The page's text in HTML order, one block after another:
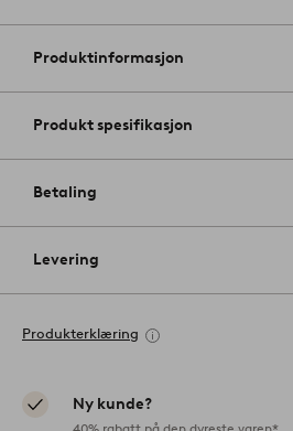
Produktinformasjon
Produkt spesifikasjon
Betaling
Levering
Produkterklæring
Ny kunde?